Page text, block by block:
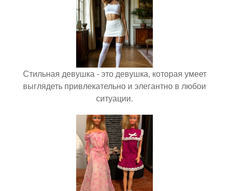
Стильная девушка - это девушка, которая умеет
выглядеть привлекательно и элегантно в любои
ситуации.